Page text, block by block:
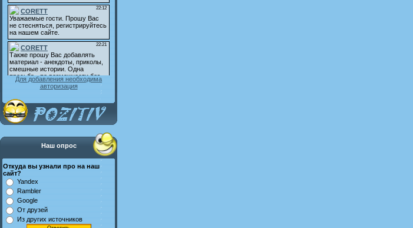
Для добавления необходима
авторизация
Наш опрос
Откуда вы узнали про на наш
сайт?
Yandex
Rambler
Google
От друзей
Из других источников